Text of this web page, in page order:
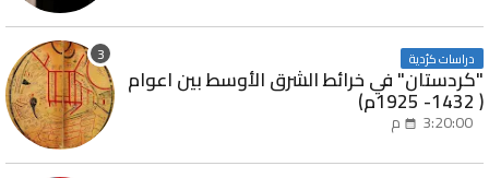
دراسات كرُدية
"كردستان" في خرائط الشرق الأوسط بين اعوام
( 1432- 1925م)
3:20:00 م